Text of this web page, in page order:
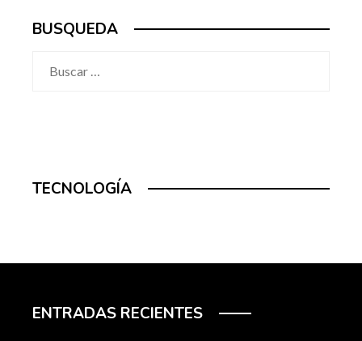
BUSQUEDA
TECNOLOGÍA
ENTRADAS RECIENTES